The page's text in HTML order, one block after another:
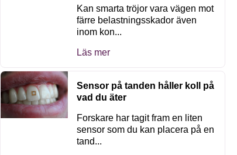
Kan smarta tröjor vara vägen mot
färre belastningsskador även
inom kon...
Läs mer
Sensor på tanden håller koll på
vad du äter
Forskare har tagit fram en liten
sensor som du kan placera på en
tand...